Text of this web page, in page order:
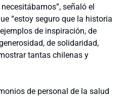
señaló el
“estoy seguro que la historia
de inspiración, de
de solidaridad,
tantas chilenas y
de personal de la salud